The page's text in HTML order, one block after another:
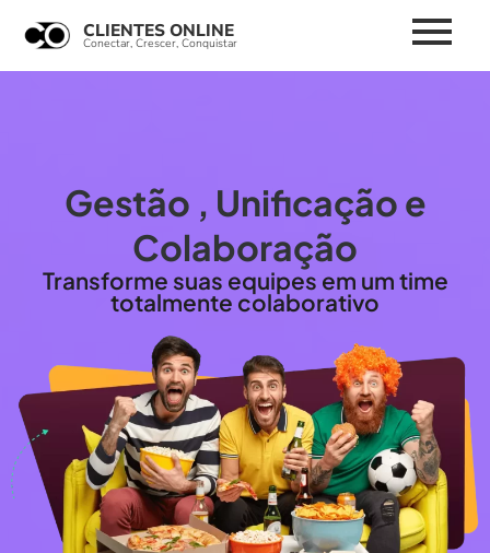
CLIENTES ONLINE
Conectar, Crescer, Conquistar
Gestão , Unificação e
Colaboração
Transforme suas equipes em um time
totalmente colaborativo